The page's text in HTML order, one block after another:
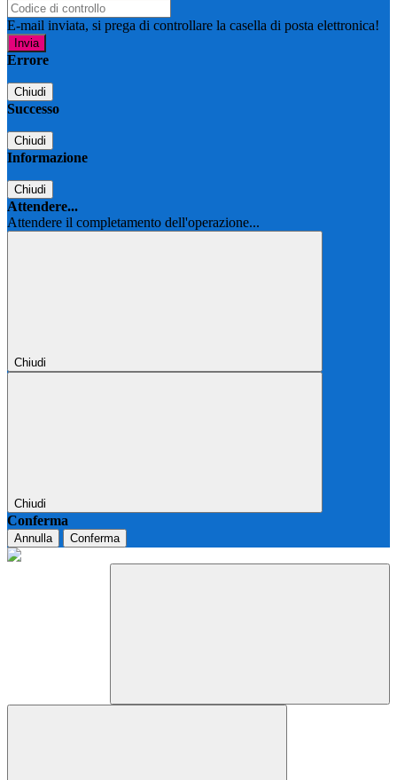
E-mail inviata, si prega di controllare la casella di posta elettronica!
Errore
Chiudi
Successo
Chiudi
Informazione
Chiudi
Attendere...
Attendere il completamento dell'operazione...
Chiudi
Chiudi
Conferma
Annulla Conferma